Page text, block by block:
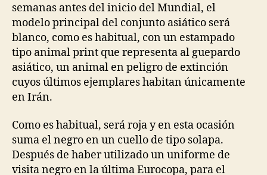
semanas antes del inicio del Mundial, el
modelo principal del conjunto asiático será
blanco, como es habitual, con un estampado
tipo animal print que representa al guepardo
asiático, un animal en peligro de extinción
cuyos últimos ejemplares habitan únicamente
en Irán.
Como es habitual, será roja y en esta ocasión
suma el negro en un cuello de tipo solapa.
Después de haber utilizado un uniforme de
visita negro en la última Eurocopa, para el